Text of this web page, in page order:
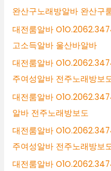
완산구노래방알바 완산구
대전룸알바
고소득알바 울산바알바
대전룸알바
주여성알바 전주노래방보
대전룸알바
알바 전주노래방보도
대전룸알바
주여성알바 전주노래방보
대전룸알바